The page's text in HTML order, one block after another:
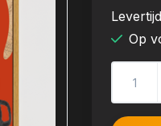
Op